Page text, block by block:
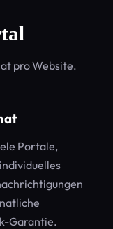
pro Website.
Portale,
Garantie.